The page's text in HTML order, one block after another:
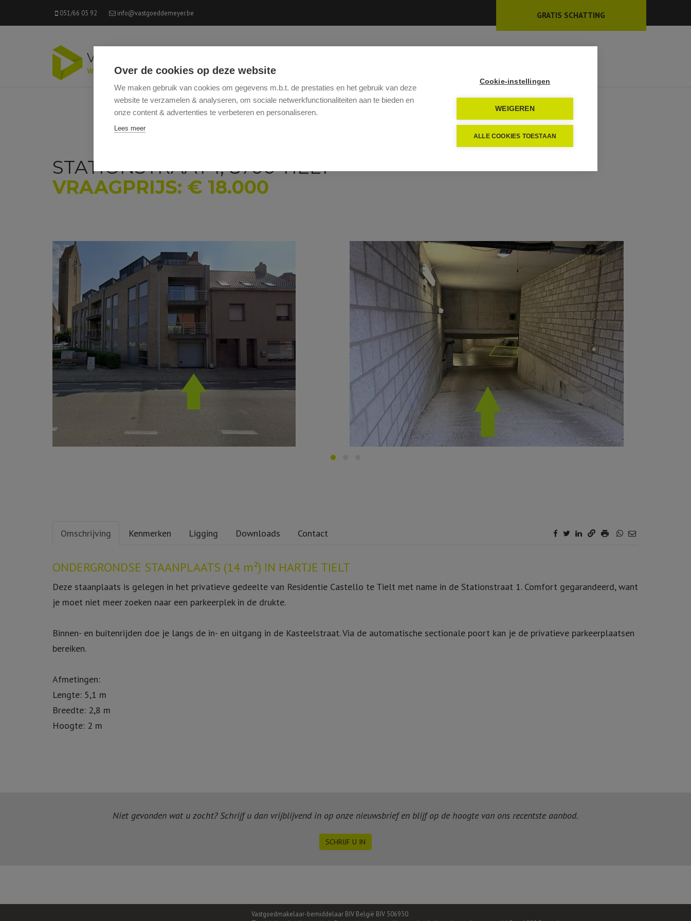
051/66 03 92 info@vastgoeddemeyer.be GRATIS SCHATTING
STATIONSTRAAT 1, 8700 TIELT
VRAAGPRIJS: € 18.000
Omschrijving Kenmerken Ligging Downloads Contact
Omschrijving
ONDERGRONDSE STAANPLAATS (14 m²) IN HARTJE TIELT
Deze staanplaats is gelegen in het privatieve gedeelte van Residentie Castello te Tielt met name in de Stationstraat 1. Comfort gegarandeerd, want
je moet niet meer zoeken naar een parkeerplek in de drukte.
Binnen- en buitenrijden doe je langs de in- en uitgang in de Kasteelstraat. Via de automatische sectionale poort kan je de privatieve parkeerplaatsen
bereiken.
Afmetingen:
Lengte: 5,1 m
Breedte: 2,8 m
Hoogte: 2 m
Niet gevonden wat u zocht? Schrijf u dan vrijblijvend in op onze nieuwsbrief en blijf op de hoogte van ons recentste aanbod.
SCHRIJF U IN
Vastgoedmakelaar-bemiddelaar BIV België BIV 506930
Over de cookies op deze website
We maken gebruik van cookies om gegevens m.b.t. de prestaties en het gebruik van deze
website te verzamelen & analyseren, om sociale netwerkfunctionaliteiten aan te bieden en
onze content & advertenties te verbeteren en personaliseren.
Lees meer
Cookie-instellingen
WEIGEREN
ALLE COOKIES TOESTAAN